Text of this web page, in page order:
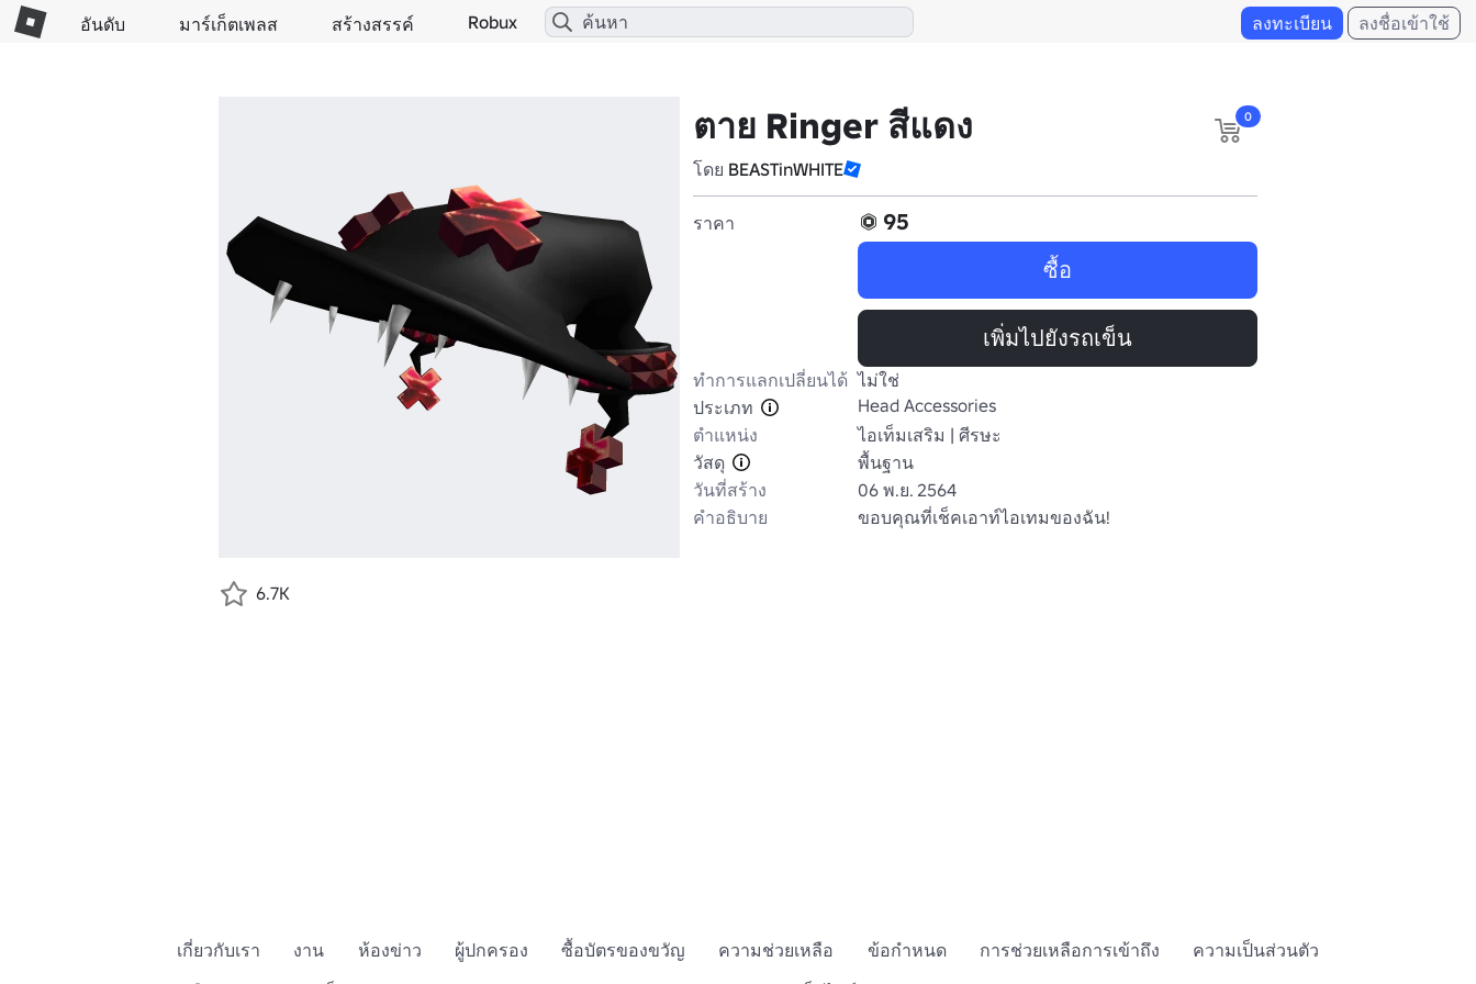
อันดับ มาร์เก็ตเพลส สร้างสรรค์ Robux ลงทะเบียน ลงชื่อเข้าใช้
ตาย Ringer สีแดง
โดย BEASTinWHITE
0
ราคา
95
ซื้อ
เพิ่มไปยังรถเข็น
ทำการแลกเปลี่ยนได้ ไม่ใช่
ประเภท
Head Accessories
ตำแหน่ง
ไอเท็มเสริม | ศีรษะ
วัสดุ
พื้นฐาน
วันที่สร้าง
06 พ.ย. 2564
คำอธิบาย
ขอบคุณที่เช็คเอาท์ไอเทมของฉัน!
6.7K
เกี่ยวกับเรา งาน ห้องข่าว ผู้ปกครอง ซื้อบัตรของขวัญ ความช่วยเหลือ ข้อกำหนด การช่วยเหลือการเข้าถึง
ความเป็นส่วนตัว